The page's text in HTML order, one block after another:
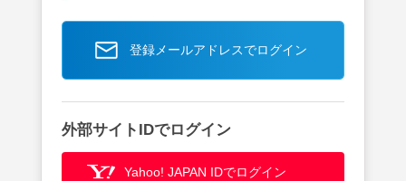
登録メールアドレスでログイン
外部サイトIDでログイン
Yahoo! JAPAN IDでログイン